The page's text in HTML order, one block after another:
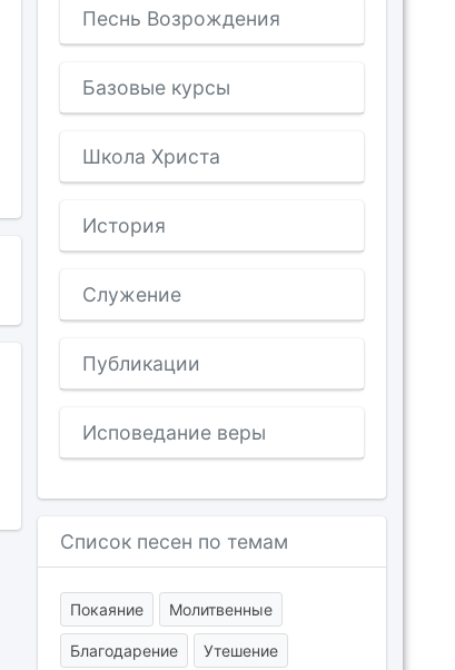
Песнь Возрождения
Базовые курсы
Школа Христа
История
Служение
Публикации
Исповедание веры
Список песен по темам
Покаяние Молитвенные
Благодарение Утешение